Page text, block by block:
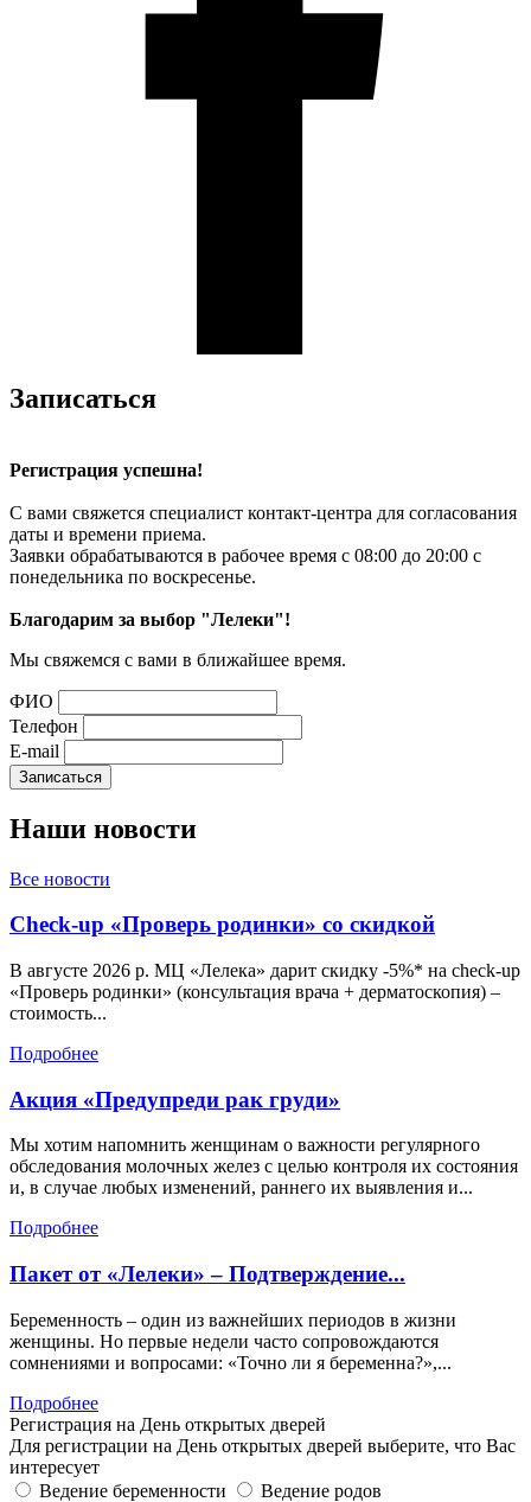
Записаться
Регистрация успешна!
С вами свяжется специалист контакт-центра для согласования
даты и времени приема.
Заявки обрабатываются в рабочее время с 08:00 до 20:00 с
понедельника по воскресенье.
Благодарим за выбор "Лелеки"!
Мы свяжемся с вами в ближайшее время.
ФИО
Телефон
E-mail
Наши новости
Все новости
Check-up «Проверь родинки» со скидкой
В августе 2026 р. МЦ «Лелека» дарит скидку -5%* на check-up
«Проверь родинки» (консультация врача + дерматоскопия) –
стоимость...
Подробнее
Акция «Предупреди рак груди»
Мы хотим напомнить женщинам о важности регулярного
обследования молочных желез с целью контроля их состояния
и, в случае любых изменений, раннего их выявления и...
Подробнее
Пакет от «Лелеки» – Подтверждение...
Беременность – один из важнейших периодов в жизни
женщины. Но первые недели часто сопровождаются
сомнениями и вопросами: «Точно ли я беременна?»,...
Подробнее
Регистрация на День открытых дверей
Для регистрации на День открытых дверей выберите, что Вас
интересует
Ведение беременности
Ведение родов